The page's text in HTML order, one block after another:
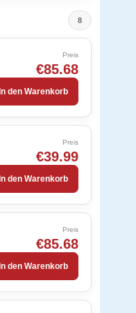
8
Preis
€85.68
In den Warenkorb
Preis
€39.99
In den Warenkorb
Preis
€85.68
In den Warenkorb